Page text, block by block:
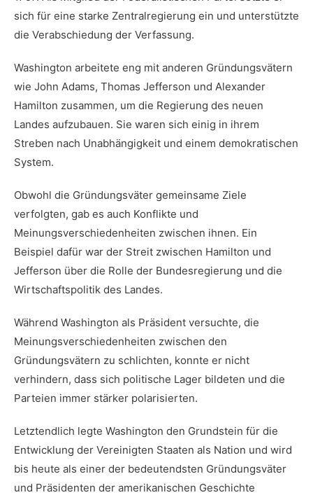
sich für eine starke⁢ Zentralregierung⁣ ein und unterstützte
die⁤ Verabschiedung der Verfassung.
Washington arbeitete eng ⁤mit anderen Gründungsvätern
wie John ⁤Adams, Thomas ‌Jefferson und Alexander
Hamilton ‌zusammen, ⁣um die Regierung‌ des neuen
Landes aufzubauen. Sie waren sich‌ einig ⁣in ihrem
Streben nach Unabhängigkeit und einem demokratischen
System.
Obwohl⁤ die‌ Gründungsväter gemeinsame Ziele
verfolgten, gab es auch⁢ Konflikte und
Meinungsverschiedenheiten⁤ zwischen ihnen.‌ Ein⁢
Beispiel‍ dafür​ war ‍der⁢ Streit zwischen ⁢Hamilton und
Jefferson über⁢ die Rolle der Bundesregierung und⁤ die
Wirtschaftspolitik ​des Landes.
Während⁢ Washington als‌ Präsident versuchte, die
Meinungsverschiedenheiten zwischen den
⁤Gründungsvätern zu schlichten, ⁣konnte er nicht
verhindern, dass‌ sich ‌politische⁣ Lager bildeten und die
⁢Parteien⁢ immer stärker ‍polarisierten.
Letztendlich⁤ legte Washington den ‍Grundstein für die
Entwicklung der Vereinigten ‍Staaten​ als Nation und wird
bis ‌heute ⁢als einer der bedeutendsten Gründungsväter ​
und‍ Präsidenten der amerikanischen Geschichte